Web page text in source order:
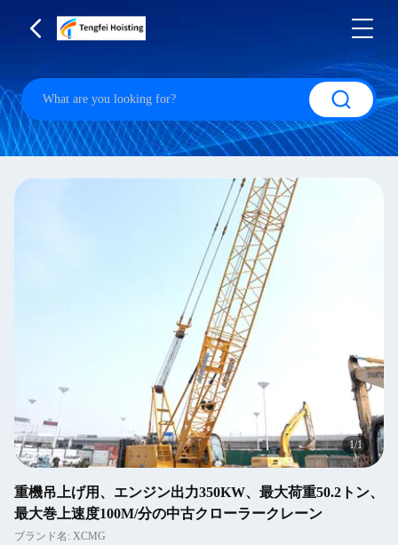
1/1
重機吊上げ用、エンジン出力350KW、最大荷重50.2トン、
最大巻上速度100M/分の中古クローラークレーン
ブランド名: XCMG